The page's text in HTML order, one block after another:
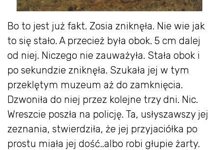
Bo to jest już fakt. Zosia zniknęła. Nie wie jak
to się stało. A przecież była obok. 5 cm dalej
od niej. Niczego nie zauważyła. Stała obok i
po sekundzie zniknęła. Szukała jej w tym
przeklętym muzeum aż do zamknięcia.
Dzwoniła do niej przez kolejne trzy dni. Nic.
Wreszcie poszła na policję. Ta, usłyszawszy jej
zeznania, stwierdziła, że jej przyjaciółka po
prostu miała jej dość..albo robi głupie żarty.